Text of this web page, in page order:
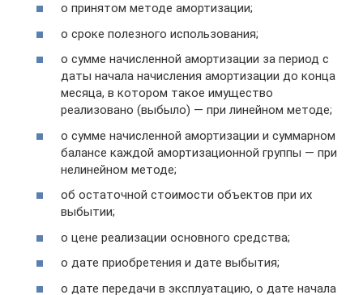
о принятом методе амортизации;
о сроке полезного использования;
о сумме начисленной амортизации за период с
даты начала начисления амортизации до конца
месяца, в котором такое имущество
реализовано (выбыло) — при линейном методе;
о сумме начисленной амортизации и суммарном
балансе каждой амортизационной группы — при
нелинейном методе;
об остаточной стоимости объектов при их
выбытии;
о цене реализации основного средства;
о дате приобретения и дате выбытия;
о дате передачи в эксплуатацию, о дате начала